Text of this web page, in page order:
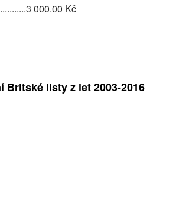
000.00 Kč
Britské listy z let 2003-2016